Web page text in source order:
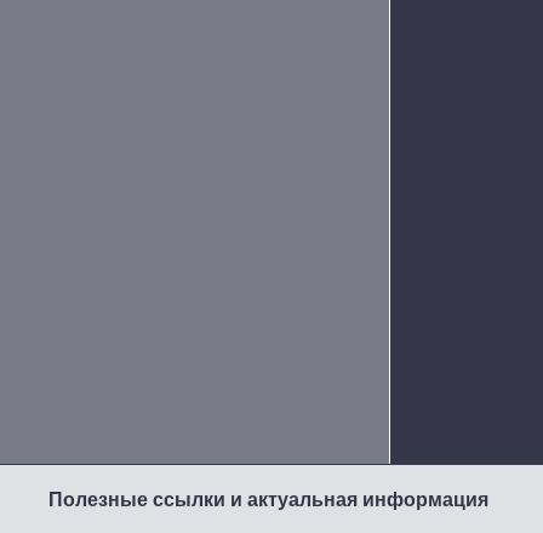
Полезные ссылки и актуальная информация